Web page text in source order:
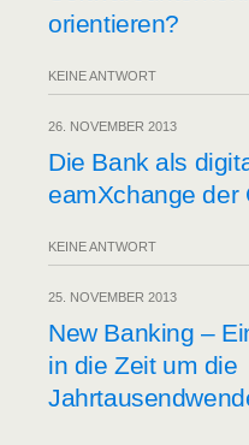
orientieren?
KEINE ANTWORT
26. NOVEMBER 2013
Die Bank als
eamX­ch­an­ge der
KEINE ANTWORT
25. NOVEMBER 2013
New Ban­king –
in die Zeit um die